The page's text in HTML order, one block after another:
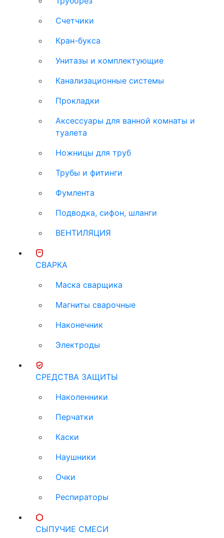
Счетчики
Кран-букса
Унитазы и комплектующие
Канализационные системы
Прокладки
Аксессуары для ванной комнаты и
туалета
Ножницы для труб
Трубы и фитинги
Фумлента
Подводка, сифон, шланги
ВЕНТИЛЯЦИЯ
СВАРКА
Маска сварщика
Магниты сварочные
Наконечник
Электроды
СРЕДСТВА ЗАЩИТЫ
Наколенники
Перчатки
Каски
Наушники
Очки
Респираторы
СЫПУЧИЕ СМЕСИ